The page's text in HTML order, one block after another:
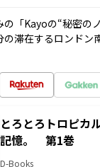
「Kayoの“秘密の
滞在するロンドン
とろとろトロピカ
記憶。 第1巻
D-Books